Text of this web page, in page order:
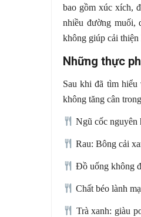
bao gồm xúc xích,
nhiều đường muối,
không giúp cải thiện
Những thực
Sau khi đã tìm
không tăng cân
Ngũ cốc nguyên
Rau: Bông cải
Đồ uống không
Chất béo lành
Trà xanh: giàu